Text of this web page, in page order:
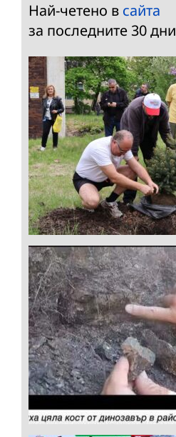
Най-четено в сайта
за последните 30 дни